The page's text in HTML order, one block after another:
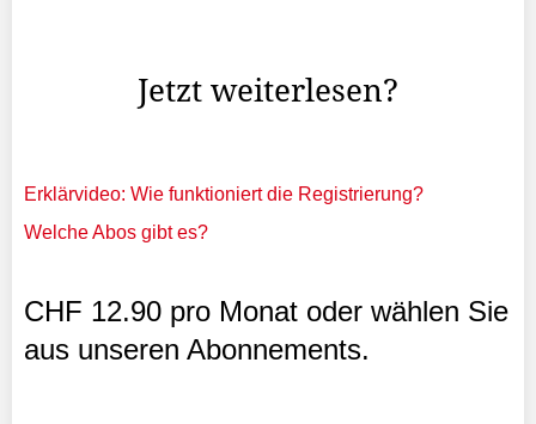
Jetzt weiterlesen?
Erklärvideo: Wie funktioniert die Registrierung?
Welche Abos gibt es?
CHF 12.90 pro Monat oder wählen Sie
aus unseren Abonnements.